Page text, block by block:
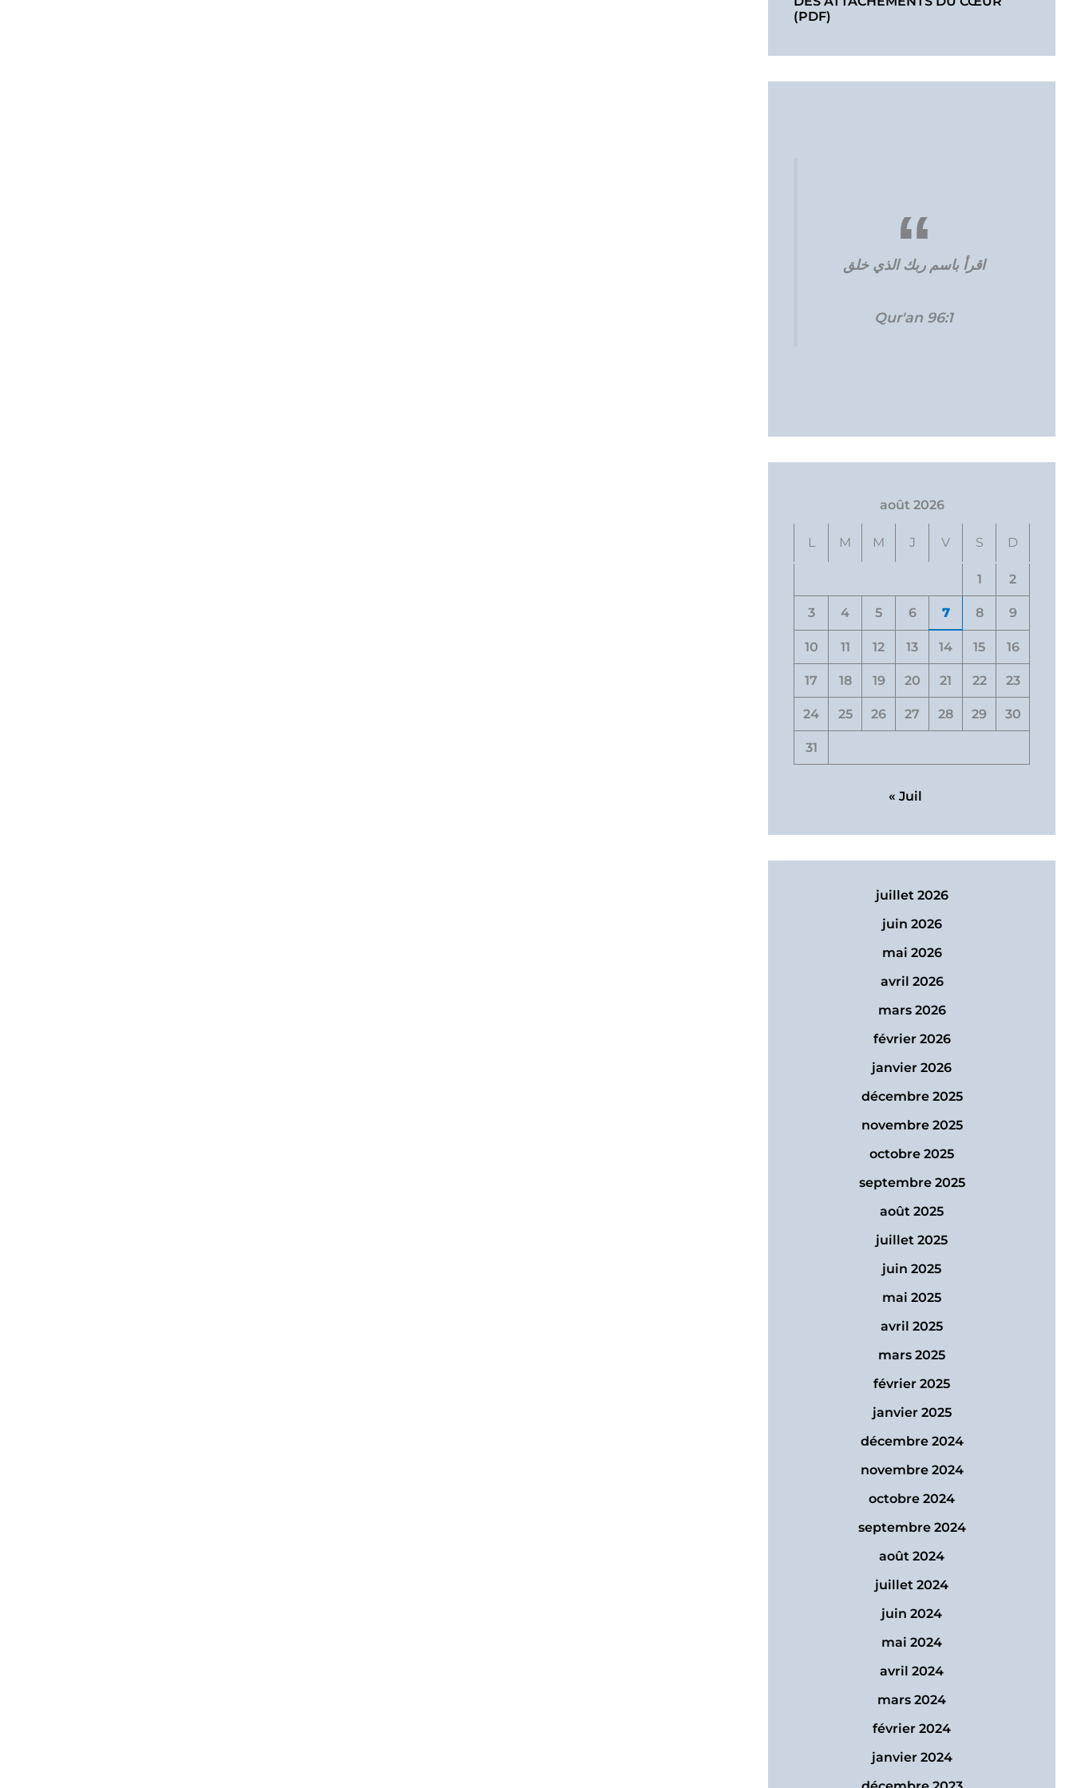
(PDF)
اقرأ باسم ربك الذي خلق
Qur'an 96:1
août 2026
L M M J V S D
1 2
3 4 5 6 7 8 9
10 11 12 13 14 15 16
17 18 19 20 21 22 23
24 25 26 27 28 29 30
31
« Juil
juillet 2026
juin 2026
mai 2026
avril 2026
mars 2026
février 2026
janvier 2026
décembre 2025
novembre 2025
octobre 2025
septembre 2025
août 2025
juillet 2025
juin 2025
mai 2025
avril 2025
mars 2025
février 2025
janvier 2025
décembre 2024
novembre 2024
octobre 2024
septembre 2024
août 2024
juillet 2024
juin 2024
mai 2024
avril 2024
mars 2024
février 2024
janvier 2024